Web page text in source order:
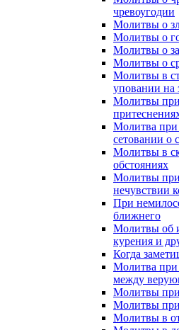
чревоугодии
Молитвы о
Молитвы о
Молитвы о
Молитвы о
Молитвы в
уповании на
Молитвы при
Молитва при
сетовании о
Молитвы в
обстояниях
Молитвы при
нечувствии
При
ближнего
Молитвы об
курения и
Когда
Молитва при
между
Молитвы
Молитвы
Молитвы в